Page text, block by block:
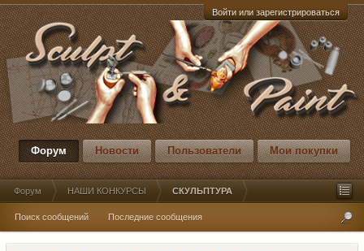
Войти или зарегистрироваться
Форум Новости Пользователи Мои покупки
Форум НАШИ КОНКУРСЫ СКУЛЬПТУРА
Поиск сообщений Последние сообщения